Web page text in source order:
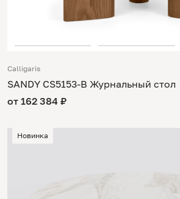
Calligaris
SANDY CS5153-B Журнальный стол
от 162 384 ₽
Новинка